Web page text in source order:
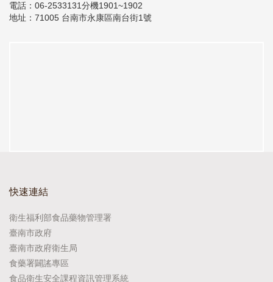
電話：06-2533131分機1901~1902
地址：71005 台南市永康區南台街1號
快速連結
衛生福利部食品藥物管理署
臺南市政府
臺南市政府衛生局
食藥署闢謠專區
食品衛生安全課程資訊管理系統